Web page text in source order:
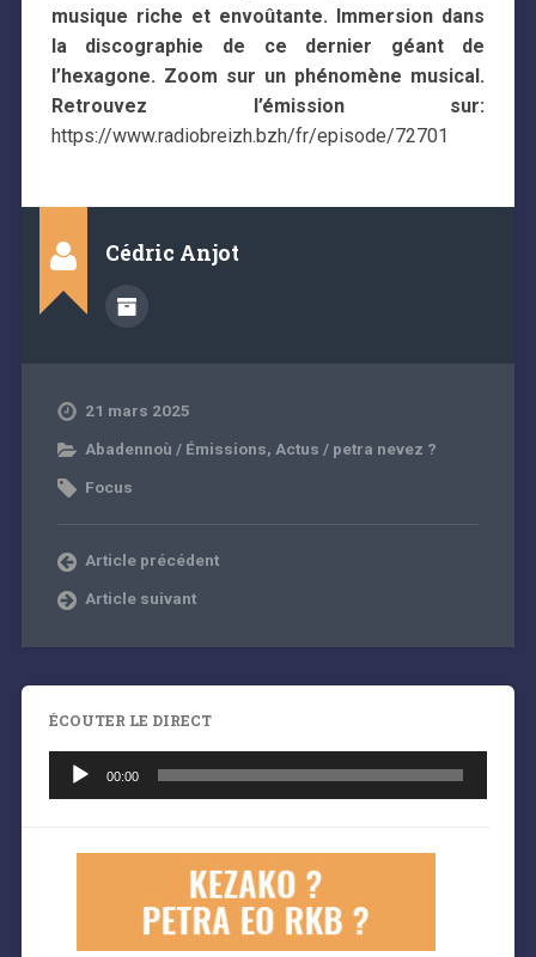
musique riche et envoûtante. Immersion dans
la discographie de ce dernier géant de
l’hexagone. Zoom sur un phénomène musical.
Retrouvez l’émission sur:
https://www.radiobreizh.bzh/fr/episode/72701
Cédric Anjot
21 mars 2025
Abadennoù / Émissions, Actus / petra nevez ?
Focus
Article précédent
Article suivant
ÉCOUTER LE DIRECT
Lecteur
audio
00:00